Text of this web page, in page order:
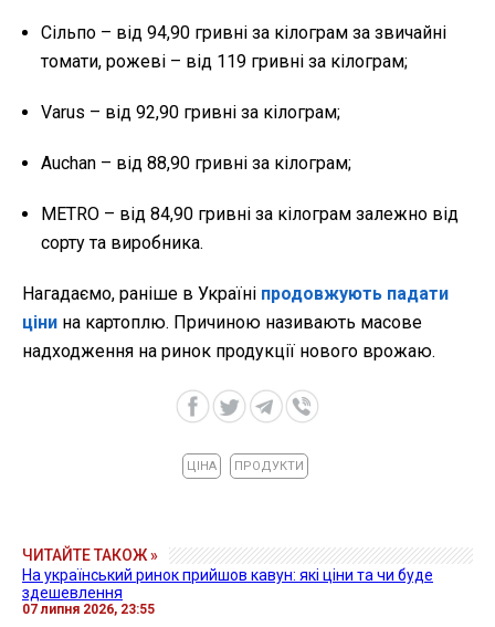
Сільпо – від 94,90 гривні за кілограм за звичайні
томати, рожеві – від 119 гривні за кілограм;
Varus – від 92,90 гривні за кілограм;
Auchan – від 88,90 гривні за кілограм;
METRO – від 84,90 гривні за кілограм залежно від
сорту та виробника.
Нагадаємо, раніше в Україні продовжують падати
ціни на картоплю. Причиною називають масове
надходження на ринок продукції нового врожаю.
ЦІНА ПРОДУКТИ
ЧИТАЙТЕ ТАКОЖ »
На український ринок прийшов кавун: які ціни та чи буде
здешевлення
07 липня 2026, 23:55